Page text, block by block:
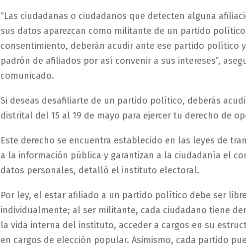
“Las ciudadanas o ciudadanos que detecten alguna
sus datos aparezcan como militante de un partido
consentimiento, deberán acudir ante ese partido político
padrón de afiliados por así convenir a sus intereses”,
comunicado.
Si deseas desafiliarte de un partido político, deberás
distrital del 15 al 19 de mayo para ejercer tu derecho de
Este derecho se encuentra establecido en las leyes de
a la información pública y garantizan a la ciudadanía el
datos personales, detalló el instituto electoral.
Por ley, el estar afiliado a un partido político debe ser
individualmente; al ser militante, cada ciudadano tiene
la vida interna del instituto, acceder a cargos en su
en cargos de elección popular. Asimismo, cada partido